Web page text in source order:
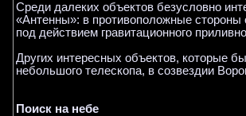
Среди далеких объектов безусловно
«Антенны»: в противоположные стороны
под действием гравитационного
Других интересных объектов, которые
небольшого телескопа, в созвездии
Поиск на небе